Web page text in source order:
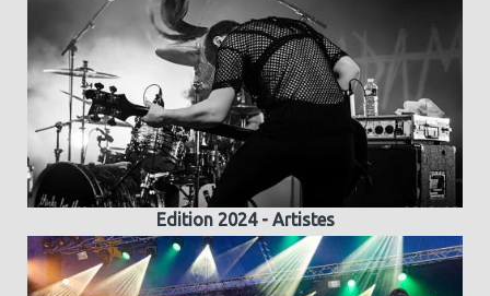
Edition 2024 - Artistes